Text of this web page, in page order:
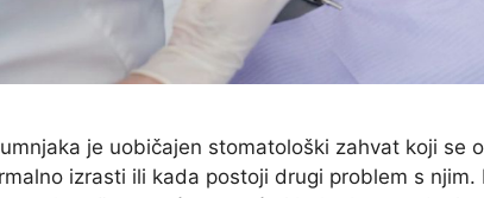
je uobičajen stomatološki zahvat koji se
izrasti ili kada postoji drugi problem s